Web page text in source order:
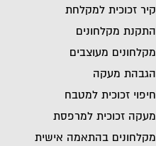
קיר זכוכית למקלחת
התקנת מקלחונים
מקלחונים מעוצבים
הגבהת מעקה
חיפוי זכוכית למטבח
מעקה זכוכית למרפסת
מקלחונים בהתאמה אישית